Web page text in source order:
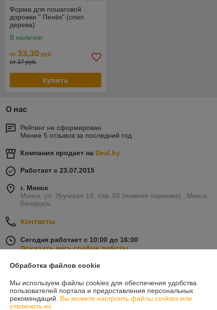
Форма для пошаговой
дорожки " Пенёк" (спил
дерева)
В наличии
от 33,30 руб.
от 37 руб.
Купить
О нас
Рейтинг не сформирован
Менее 5 отзывов за последний год
Компания продает на Deal.by
Работает с 23.07.2015
г. Минск
Минск, ул. Уручская 19, пав. 55 (нижняя парковка) , Минск,
Беларусь
Контакты
Сегодня работает с 10:00 до 16:00
Показать весь график работы
21 отзыва за всё время
Обработка файлов cookie
Мы используем файлы cookies для обеспечения удобства
пользователей портала и предоставления персональных
рекомендаций. Вы можете настроить файлы cookies или
отключить их.